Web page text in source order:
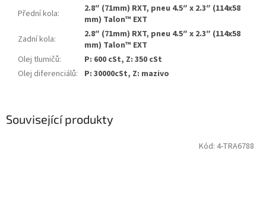
Související produkty
Kód: 4-TRA6788
Přední kola:
2.8″ (71mm) RXT, pneu 4.5″ x 2.3″ (114x58
mm) Talon™ EXT
Zadní kola:
2.8″ (71mm) RXT, pneu 4.5″ x 2.3″ (114x58
mm) Talon™ EXT
Olej tlumičů:
P: 600 cSt, Z: 350 cSt
Olej diferenciálů: P: 30000cSt, Z: mazivo